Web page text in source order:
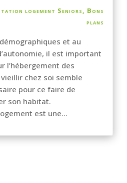
logement Seniors, Bons
plans
et au
il est important
l’hébergement des
chez soi semble
pour ce faire de
son habitat.
est une...